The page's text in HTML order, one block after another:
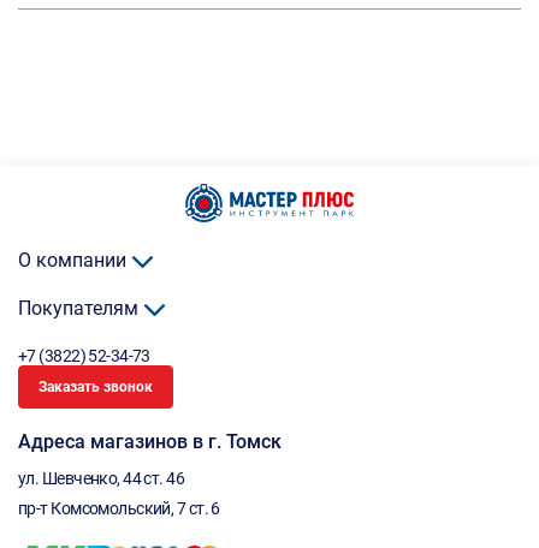
О компании
Покупателям
+7 (3822) 52-34-73
Заказать звонок
Адреса магазинов в г. Томск
ул. Шевченко, 44 ст. 46
пр-т Комсомольский, 7 ст. 6